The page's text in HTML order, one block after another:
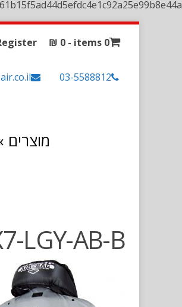
0 items -
₪ 0
03-5588812
מוצרים
LGY-AB-B